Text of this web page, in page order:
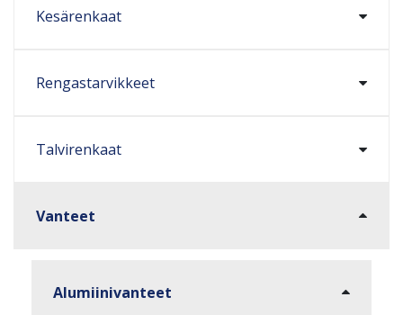
Kesärenkaat
Rengastarvikkeet
Talvirenkaat
Vanteet
Alumiinivanteet